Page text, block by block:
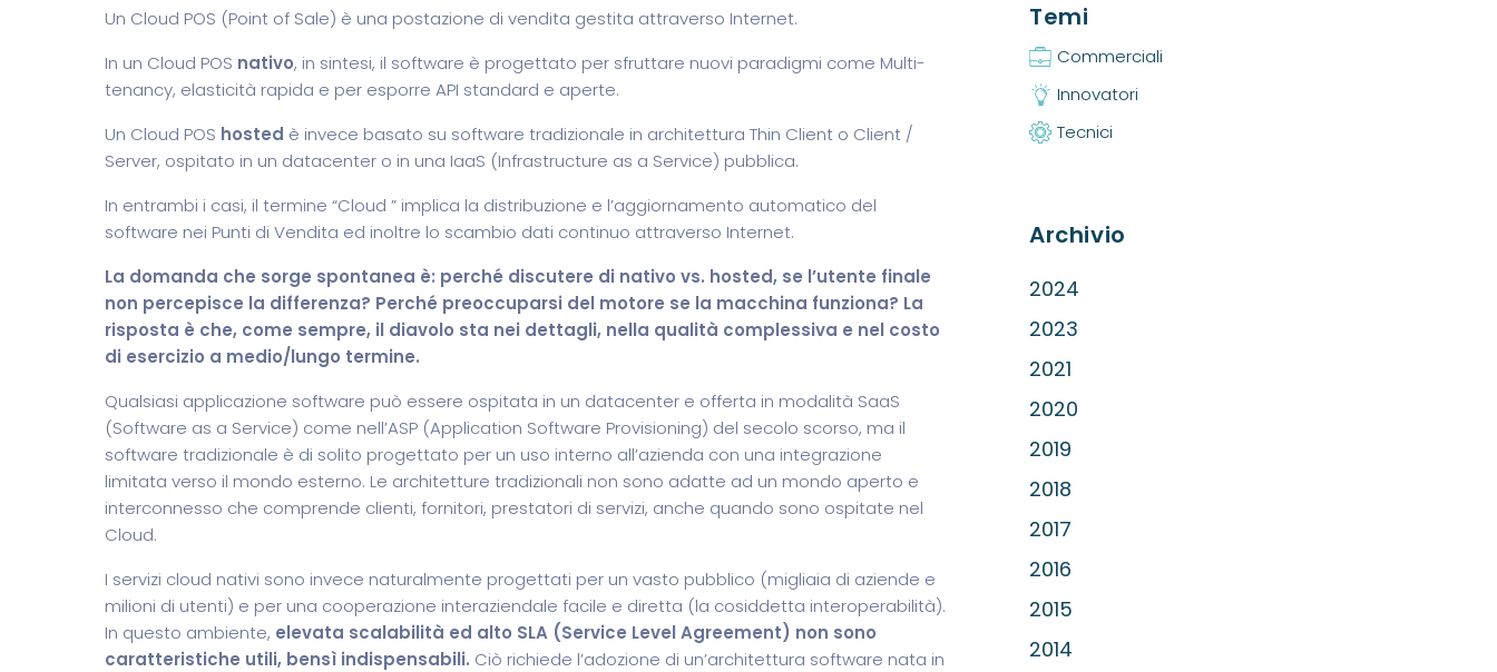
Un Cloud POS (Point of Sale) è una postazione di vendita gestita attraverso Internet.
In un Cloud POS nativo, in sintesi, il software è progettato per sfruttare nuovi paradigmi come Multi-
tenancy, elasticità rapida e per esporre API standard e aperte.
Un Cloud POS hosted è invece basato su software tradizionale in architettura Thin Client o Client /
Server, ospitato in un datacenter o in una IaaS (Infrastructure as a Service) pubblica.
In entrambi i casi, il termine “Cloud ” implica la distribuzione e l’aggiornamento automatico del
software nei Punti di Vendita ed inoltre lo scambio dati continuo attraverso Internet.
La domanda che sorge spontanea è: perché discutere di nativo vs. hosted, se l’utente finale
non percepisce la differenza? Perché preoccuparsi del motore se la macchina funziona? La
risposta è che, come sempre, il diavolo sta nei dettagli, nella qualità complessiva e nel costo
di esercizio a medio/lungo termine.
Qualsiasi applicazione software può essere ospitata in un datacenter e offerta in modalità SaaS
(Software as a Service) come nell’ASP (Application Software Provisioning) del secolo scorso, ma il
software tradizionale è di solito progettato per un uso interno all’azienda con una integrazione
limitata verso il mondo esterno. Le architetture tradizionali non sono adatte ad un mondo aperto e
interconnesso che comprende clienti, fornitori, prestatori di servizi, anche quando sono ospitate nel
Cloud.
I servizi cloud nativi sono invece naturalmente progettati per un vasto pubblico (migliaia di aziende e
milioni di utenti) e per una cooperazione interaziendale facile e diretta (la cosiddetta interoperabilità).
In questo ambiente, elevata scalabilità ed alto SLA (Service Level Agreement) non sono
caratteristiche utili, bensì indispensabili. Ciò richiede l’adozione di un’architettura software nata in
Temi
Commerciali
Innovatori
Tecnici
Archivio
2024
2023
2021
2020
2019
2018
2017
2016
2015
2014